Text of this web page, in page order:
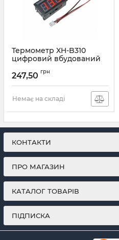
Термометр XH-B310
цифровий вбудований
К-типу ЧЕРВОНИЙ 12V
Артикул: XH-B310R
247,50 грн
Немає на складі
КОНТАКТИ
ПРО МАГАЗИН
КАТАЛОГ ТОВАРІВ
ПІДПИСКА